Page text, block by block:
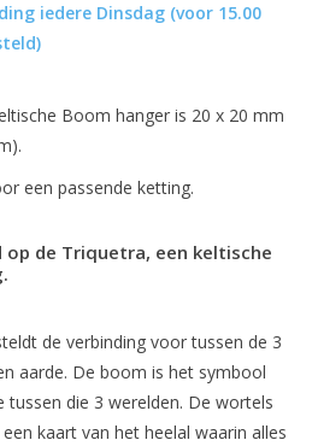
iedere Dinsdag (voor 15.00
Boom hanger is 20 x 20 mm
een passende ketting.
op de Triquetra, een keltische
de verbinding voor tussen de 3
aarde. De boom is het symbool
tussen die 3 werelden. De wortels
kaart van het heelal waarin alles